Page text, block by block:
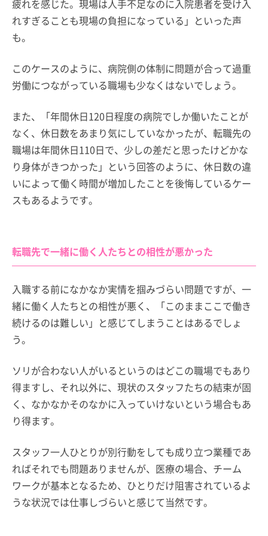
疲れを感じた。現場は人手不足なのに入院患者を受け入
れすぎることも現場の負担になっている」といった声
も。
このケースのように、病院側の体制に問題が合って過重
労働につながっている職場も少なくはないでしょう。
また、「年間休日120日程度の病院でしか働いたことが
なく、休日数をあまり気にしていなかったが、転職先の
職場は年間休日110日で、少しの差だと思ったけどかな
り身体がきつかった」という回答のように、休日数の違
いによって働く時間が増加したことを後悔しているケー
スもあるようです。
転職先で一緒に働く人たちとの相性が悪かった
入職する前になかなか実情を掴みづらい問題ですが、一
緒に働く人たちとの相性が悪く、「このままここで働き
続けるのは難しい」と感じてしまうことはあるでしょ
う。
ソリが合わない人がいるというのはどこの職場でもあり
得ますし、それ以外に、現状のスタッフたちの結束が固
く、なかなかそのなかに入っていけないという場合もあ
り得ます。
スタッフ一人ひとりが別行動をしても成り立つ業種であ
ればそれでも問題ありませんが、医療の場合、チーム
ワークが基本となるため、ひとりだけ阻害されているよ
うな状況では仕事しづらいと感じて当然です。